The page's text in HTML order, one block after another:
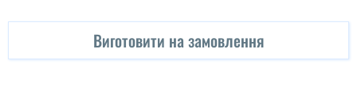
Виготовити на замовлення